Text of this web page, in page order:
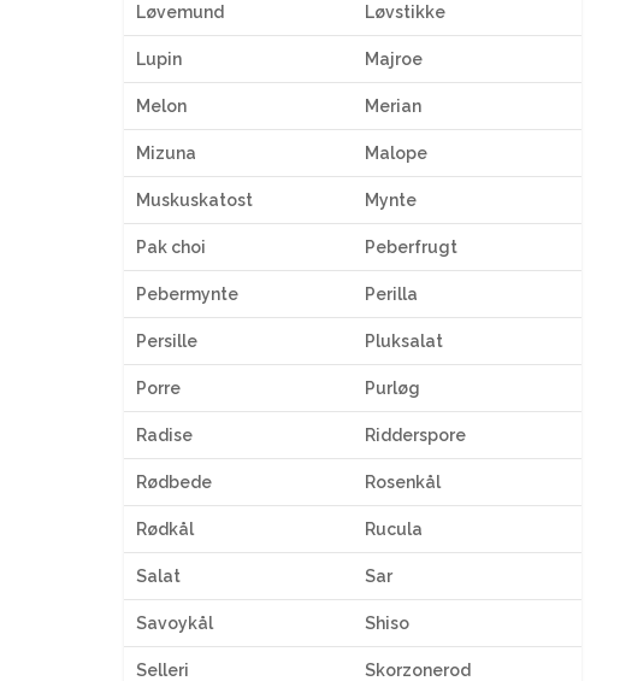
Løvemund Løvstikke
Lupin Majroe
Melon Merian
Mizuna Malope
Muskuskatost Mynte
Pak choi Peberfrugt
Pebermynte Perilla
Persille Pluksalat
Porre Purløg
Radise Ridderspore
Rødbede Rosenkål
Rødkål Rucula
Salat Sar
Savoykål Shiso
Selleri Skorzonerod